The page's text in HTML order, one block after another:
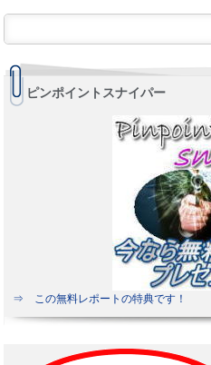
ピンポイントスナイパー
⇒ この無料レポートの特典です！